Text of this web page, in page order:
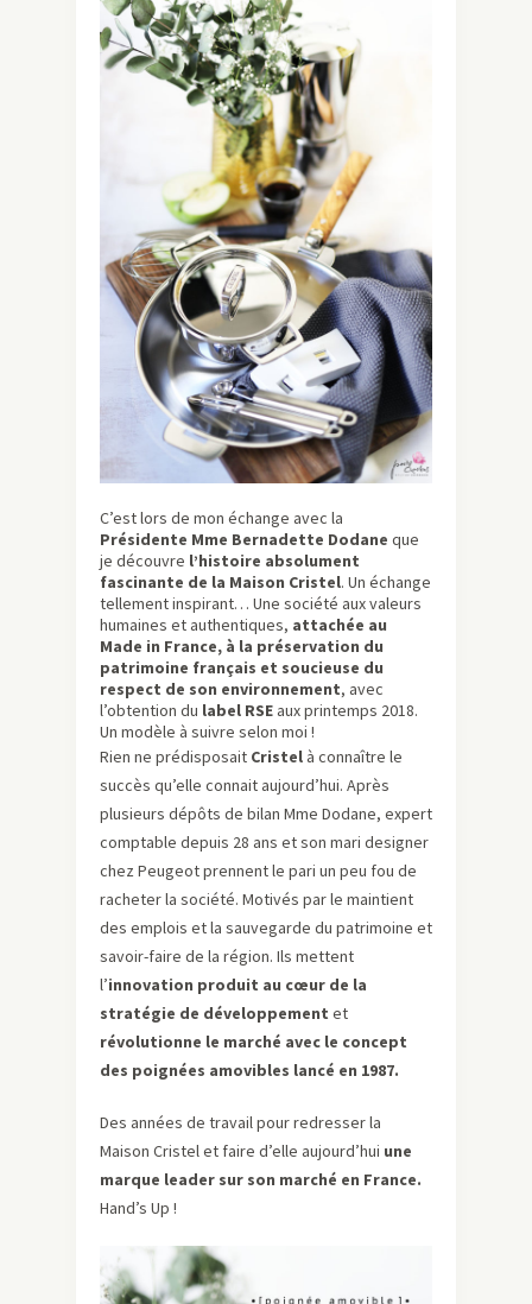
C’est lors de mon échange avec la
Présidente Mme Bernadette Dodane que
je découvre l’histoire absolument
fascinante de la Maison Cristel. Un échange
tellement inspirant… Une société aux valeurs
humaines et authentiques, attachée au
Made in France, à la préservation du
patrimoine français et soucieuse du
respect de son environnement, avec
l’obtention du label RSE aux printemps 2018.
Un modèle à suivre selon moi !
Rien ne prédisposait Cristel à connaître le
succès qu’elle connait aujourd’hui. Après
plusieurs dépôts de bilan Mme Dodane, expert
comptable depuis 28 ans et son mari designer
chez Peugeot prennent le pari un peu fou de
racheter la société. Motivés par le maintient
des emplois et la sauvegarde du patrimoine et
savoir-faire de la région. Ils mettent
l’innovation produit au cœur de la
stratégie de développement et
révolutionne le marché avec le concept
des poignées amovibles lancé en 1987.
Des années de travail pour redresser la
Maison Cristel et faire d’elle aujourd’hui une
marque leader sur son marché en France.
Hand’s Up !